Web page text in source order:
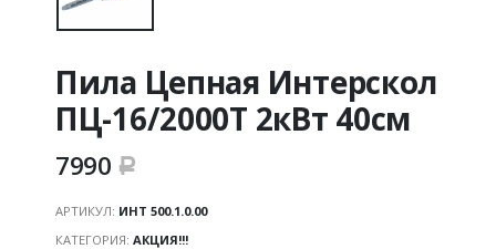
Пила Цепная Интерскол
ПЦ-16/2000Т 2кВт 40см
7990 Р
АРТИКУЛ: ИНТ 500.1.0.00
КАТЕГОРИЯ: АКЦИЯ!!!